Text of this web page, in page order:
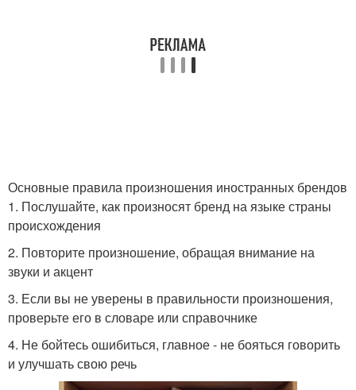
Основные правила произношения иностранных брендов
1. Послушайте, как произносят бренд на языке страны
происхождения
2. Повторите произношение, обращая внимание на
звуки и акцент
3. Если вы не уверены в правильности произношения,
проверьте его в словаре или справочнике
4. Не бойтесь ошибиться, главное - не бояться говорить
и улучшать свою речь